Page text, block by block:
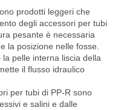
prodotti leggeri che
degli accessori per tubi
pesante è necessaria
la posizione nelle fosse.
pelle interna liscia della
il flusso idraulico
per tubi di PP-R sono
e salini e dalle